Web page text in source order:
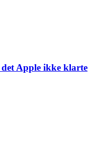
Apple ikke klarte